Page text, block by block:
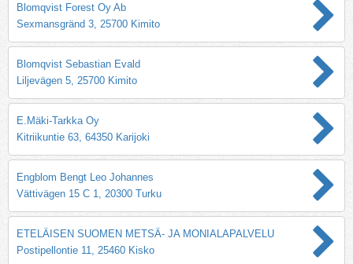
Blomqvist Forest Oy Ab
Sexmansgränd 3, 25700 Kimito
Blomqvist Sebastian Evald
Liljevägen 5, 25700 Kimito
E.Mäki-Tarkka Oy
Kitriikuntie 63, 64350 Karijoki
Engblom Bengt Leo Johannes
Vättivägen 15 C 1, 20300 Turku
ETELÄISEN SUOMEN METSÄ- JA MONIALAPALVELU
Postipellontie 11, 25460 Kisko